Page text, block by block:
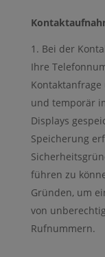
Bei der
Ihre
und temporär
Displays
Speicherung
führen zu
Gründen, um
von
Rufnummern.